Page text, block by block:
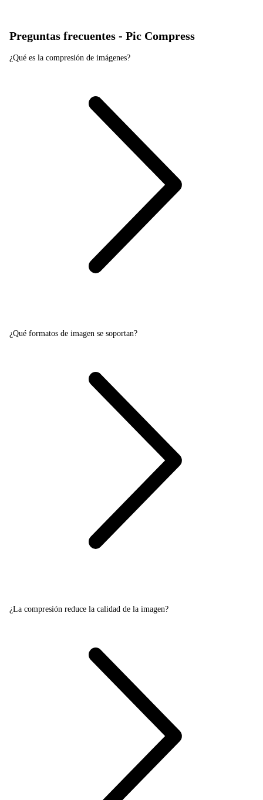
Preguntas frecuentes - Pic Compress
¿Qué es la compresión de imágenes?
¿Qué formatos de imagen se soportan?
¿La compresión reduce la calidad de la imagen?